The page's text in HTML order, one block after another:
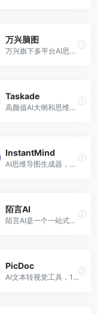
万兴脑图
万兴旗下多平台AI思维导图软件
Taskade
高颜值AI大纲和思维导图生成，为你的团队建立第二个大脑。
InstantMind
AI思维导图生成器，支持30+文件格式一键转换，包括PDF、Word、视频等。
陌言AI
陌言AI是一个一站式AI创作平台，支持在线AI写作，AI对话，AI绘画等功能
PicDoc
AI文本转视觉工具，1秒生成可视化信息图